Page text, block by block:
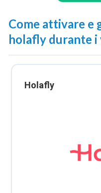
Come attivare e
holafly durante i
Holafly